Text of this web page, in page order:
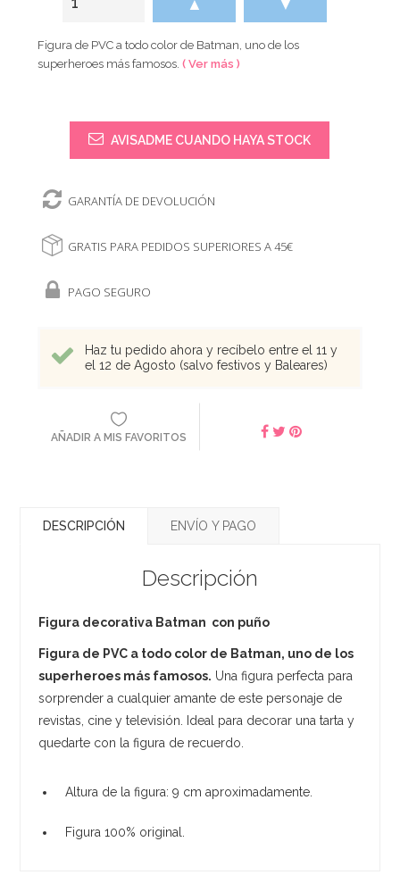
▲ ▼
Figura de PVC a todo color de Batman, uno de los
superheroes más famosos.( Ver más )
AVISADME CUANDO HAYA STOCK
GARANTÍA DE DEVOLUCIÓN
GRATIS PARA PEDIDOS SUPERIORES A 45€
PAGO SEGURO
Haz tu pedido ahora y recíbelo entre el 11 y
el 12 de Agosto (salvo festivos y Baleares)
AÑADIR A MIS FAVORITOS
DESCRIPCIÓN ENVÍO Y PAGO
Descripción
Figura decorativa Batman con puño
Figura de PVC a todo color de Batman, uno de los
superheroes más famosos. Una figura perfecta para
sorprender a cualquier amante de este personaje de
revistas, cine y televisión. Ideal para decorar una tarta y
quedarte con la figura de recuerdo.
Altura de la figura: 9 cm aproximadamente.
Figura 100% original.